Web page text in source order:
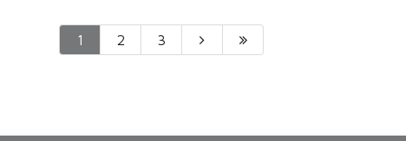
1 2 3